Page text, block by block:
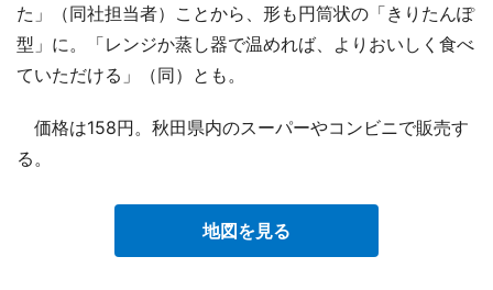
た」（同社担当者）ことから、形も円筒状の「きりたんぽ
型」に。「レンジか蒸し器で温めれば、よりおいしく食べ
ていただける」（同）とも。
価格は158円。秋田県内のスーパーやコンビニで販売す
る。
地図を見る